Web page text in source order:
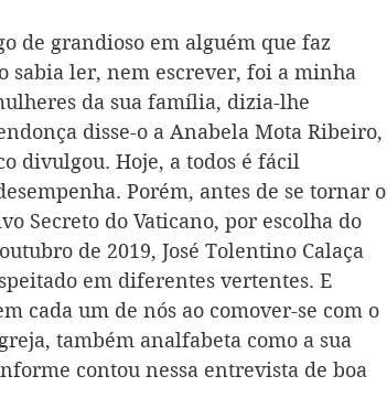
de grandioso em alguém que faz
sabia ler, nem escrever, foi a minha
da sua família, dizia-lhe
disse-o a Anabela Mota Ribeiro,
divulgou. Hoje, a todos é fácil
Porém, antes de se tornar o
Secreto do Vaticano, por escolha do
de 2019, José Tolentino Calaça
em diferentes vertentes. E
cada um de nós ao comover-se com o
também analfabeta como a sua
contou nessa entrevista de boa